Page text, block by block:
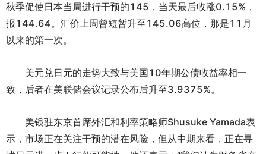
秋季促使日本当局进行干预的145，当天最后收涨0.15%，
报144.64。汇价上周曾短暂升至145.06高位，那是11月
以来的第一次。
美元兑日元的走势大致与美国10年期公债收益率相一
致，后者在美联储会议记录公布后升至3.9375%。
美银驻东京首席外汇和利率策略师Shusuke Yamada表
示，市场正在关注干预的潜在风险，但从中期来看，正在寻